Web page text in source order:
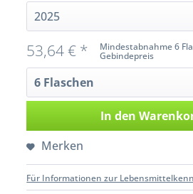
Mindestabnahme 6
Gebindepreis
53,64 € *
In den
Merken
Für Informationen zur